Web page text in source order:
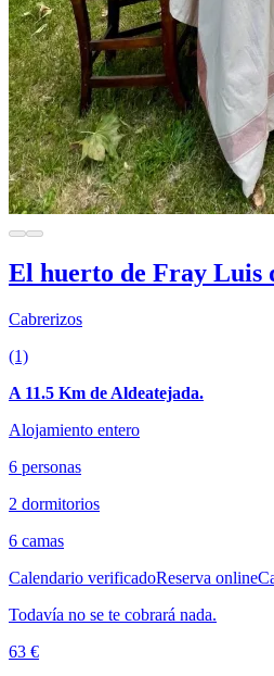
El huerto de Fray Luis
Cabrerizos
(1)
A 11.5 Km de Aldeatejada.
Alojamiento entero
6 personas
2 dormitorios
6 camas
Calendario verificadoReserva online
Todavía no se te cobrará nada.
63 €